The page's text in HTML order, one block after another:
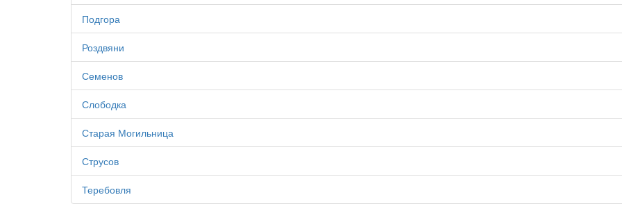
Подгора
Роздвяни
Семенов
Слободка
Старая Могильница
Струсов
Теребовля